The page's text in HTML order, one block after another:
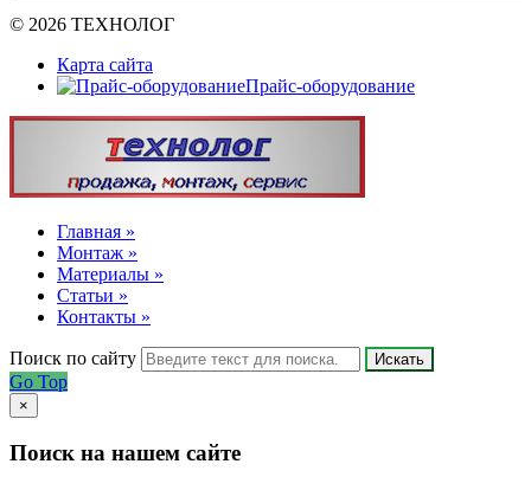
© 2026 ТЕХНОЛОГ
Карта сайта
Прайс-оборудование
Главная »
Монтаж »
Материалы »
Статьи »
Контакты »
Поиск по сайту Искать
Go Top
×
Поиск на нашем сайте